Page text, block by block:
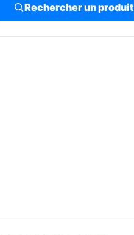
Rechercher un produit